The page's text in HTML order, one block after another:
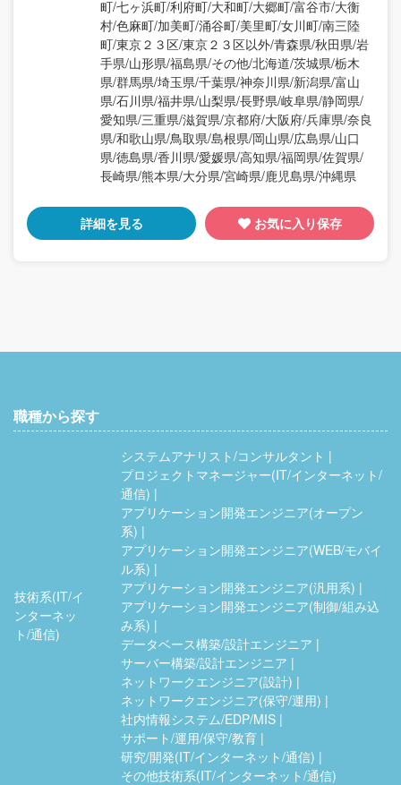
町/七ヶ浜町/利府町/大和町/大郷町/富谷市/大衡
村/色麻町/加美町/涌谷町/美里町/女川町/南三陸
町/東京２３区/東京２３区以外/青森県/秋田県/岩
手県/山形県/福島県/その他/北海道/茨城県/栃木
県/群馬県/埼玉県/千葉県/神奈川県/新潟県/富山
県/石川県/福井県/山梨県/長野県/岐阜県/静岡県/
愛知県/三重県/滋賀県/京都府/大阪府/兵庫県/奈良
県/和歌山県/鳥取県/島根県/岡山県/広島県/山口
県/徳島県/香川県/愛媛県/高知県/福岡県/佐賀県/
長崎県/熊本県/大分県/宮崎県/鹿児島県/沖縄県
詳細を見る お気に入り保存
職種から探す
技術系(IT/イ
ンターネッ
ト/通信)
システムアナリスト/コンサルタント
プロジェクトマネージャー(IT/インターネット/
通信)
アプリケーション開発エンジニア(オープン
系)
アプリケーション開発エンジニア(WEB/モバイ
ル系)
アプリケーション開発エンジニア(汎用系)
アプリケーション開発エンジニア(制御/組み込
み系)
データベース構築/設計エンジニア
サーバー構築/設計エンジニア
ネットワークエンジニア(設計)
ネットワークエンジニア(保守/運用)
社内情報システム/EDP/MIS
サポート/運用/保守/教育
研究/開発(IT/インターネット/通信)
その他技術系(IT/インターネット/通信)